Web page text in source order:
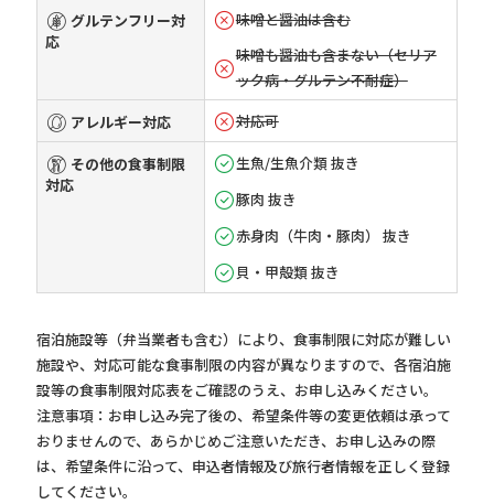
グルテンフリー対
応
味噌と醤油は含む
味噌も醤油も含まない（セリア
ック病・グルテン不耐症）
アレルギー対応
対応可
その他の食事制限
対応
生魚/生魚介類 抜き
豚肉 抜き
赤身肉（牛肉・豚肉） 抜き
貝・甲殻類 抜き
宿泊施設等（弁当業者も含む）により、食事制限に対応が難しい
施設や、対応可能な食事制限の内容が異なりますので、各宿泊施
設等の食事制限対応表をご確認のうえ、お申し込みください。
注意事項：お申し込み完了後の、希望条件等の変更依頼は承って
おりませんので、あらかじめご注意いただき、お申し込みの際
は、希望条件に沿って、申込者情報及び旅行者情報を正しく登録
してください。